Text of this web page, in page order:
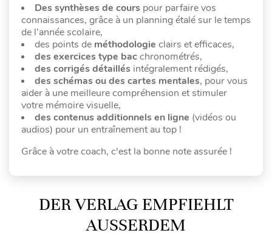
Des synthèses de cours pour parfaire vos
connaissances, grâce à un planning étalé sur le temps
de l’année scolaire,
des points de méthodologie clairs et efficaces,
des exercices type bacchronométrés,
des corrigés détaillés intégralement rédigés,
des schémas ou des cartes mentales, pour vous
aider à une meilleure compréhension et stimuler
votre mémoire visuelle,
des contenus additionnels en ligne (vidéos ou
audios) pour un entraînement au top !
Grâce à votre coach, c'est la bonne note assurée !
DER VERLAG EMPFIEHLT
AUSSERDEM